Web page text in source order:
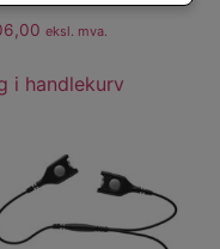
eksl. mva.
i handlekurv